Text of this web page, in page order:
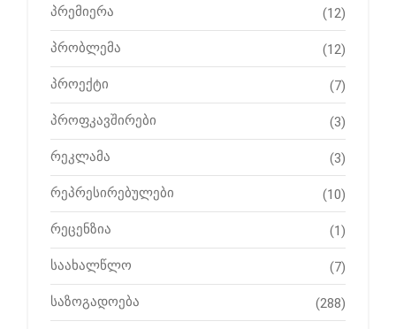
პრემიერა (12)
პრობლემა (12)
პროექტი (7)
პროფკავშირები (3)
რეკლამა (3)
რეპრესირებულები (10)
რეცენზია (1)
საახალწლო (7)
საზოგადოება (288)